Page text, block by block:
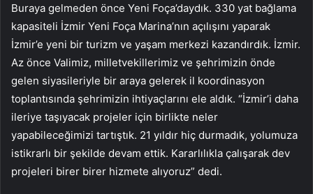
Buraya gelmeden önce Yeni Foça’daydık. 330 yat bağlama
kapasiteli İzmir Yeni Foça Marina’nın açılışını yaparak
İzmir’e yeni bir turizm ve yaşam merkezi kazandırdık. İzmir.
Az önce Valimiz, milletvekillerimiz ve şehrimizin önde
gelen siyasileriyle bir araya gelerek il koordinasyon
toplantısında şehrimizin ihtiyaçlarını ele aldık. “İzmir’i daha
ileriye taşıyacak projeler için birlikte neler
yapabileceğimizi tartıştık. 21 yıldır hiç durmadık, yolumuza
istikrarlı bir şekilde devam ettik. Kararlılıkla çalışarak dev
projeleri birer birer hizmete alıyoruz” dedi.